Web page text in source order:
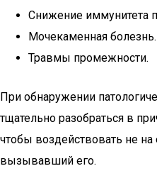
Снижение иммунитета
Мочекаменная болезнь.
Травмы промежности.
При обнаружении
тщательно разобраться в
чтобы воздействовать не
вызывавший его.